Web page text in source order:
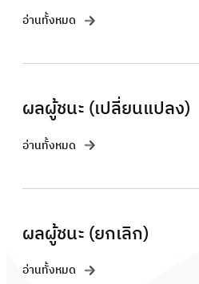
อ่านทั้งหมด
ผลผู้ชนะ (เปลี่ยนแปลง)
อ่านทั้งหมด
ผลผู้ชนะ (ยกเลิก)
อ่านทั้งหมด